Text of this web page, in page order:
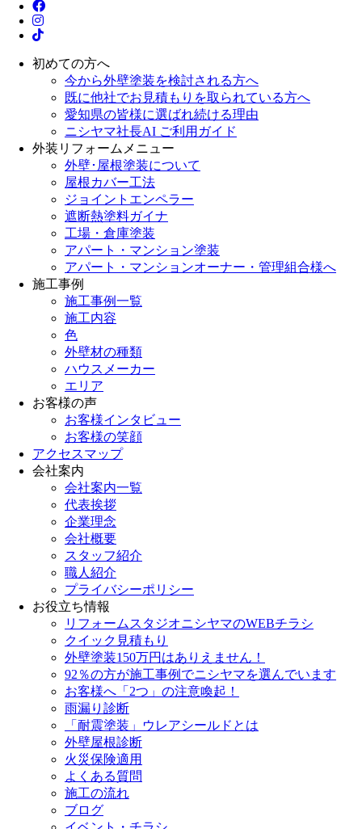
初めての方へ
今から外壁塗装を検討される方へ
既に他社でお見積もりを取られている方へ
愛知県の皆様に選ばれ続ける理由
ニシヤマ社長AI ご利用ガイド
外装リフォームメニュー
外壁･屋根塗装について
屋根カバー工法
ジョイントエンペラー
遮断熱塗料ガイナ
工場・倉庫塗装
アパート・マンション塗装
アパート・マンションオーナー・管理組合様へ
施工事例
施工事例一覧
施工内容
色
外壁材の種類
ハウスメーカー
エリア
お客様の声
お客様インタビュー
お客様の笑顔
アクセスマップ
会社案内
会社案内一覧
代表挨拶
企業理念
会社概要
スタッフ紹介
職人紹介
プライバシーポリシー
お役立ち情報
リフォームスタジオニシヤマのWEBチラシ
クイック見積もり
外壁塗装150万円はありえません！
92％の方が施工事例でニシヤマを選んでいます
お客様へ「2つ」の注意喚起！
雨漏り診断
「耐震塗装」ウレアシールドとは
外壁屋根診断
火災保険適用
よくある質問
施工の流れ
ブログ